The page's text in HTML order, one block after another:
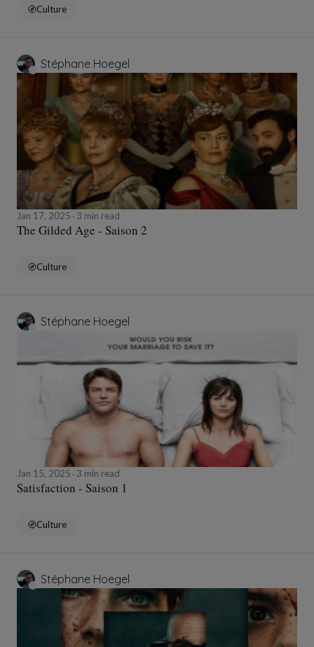
Culture
Stéphane Hoegel
Jan 17, 2025 3 min read
The Gilded Age - Saison 2
Culture
Stéphane Hoegel
Jan 15, 2025 3 min read
Satisfaction - Saison 1
Culture
Stéphane Hoegel